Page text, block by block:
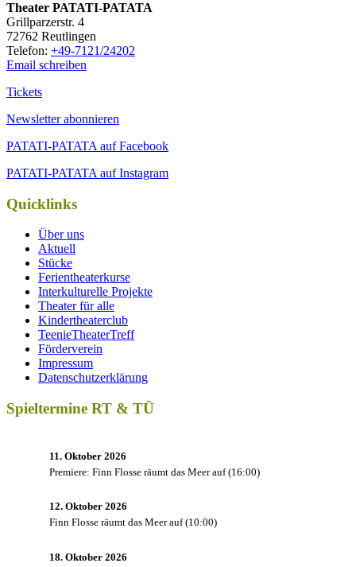
Thea­ter PATATI-PATATA
Grill­par­zer­str. 4
72762 Reutlingen
Tele­fon: +49-7121/24202
Email schreiben
Tickets
Newsletter abonnieren
PATATI-PATATA auf Facebook
PATATI-PATATA auf Instagram
Quicklinks
Über uns
Aktuell
Stücke
Ferientheaterkurse
Interkulturelle Projekte
Theater für alle
Kindertheaterclub
TeenieTheaterTreff
Förderverein
Impressum
Datenschutzerklärung
Spieltermine RT & TÜ
11. Oktober 2026
Premiere: Finn Flosse räumt das Meer auf(16:00)
12. Oktober 2026
Finn Flosse räumt das Meer auf(10:00)
18. Oktober 2026